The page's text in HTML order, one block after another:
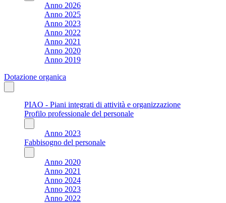
Anno 2026
Anno 2025
Anno 2023
Anno 2022
Anno 2021
Anno 2020
Anno 2019
Dotazione organica
PIAO - Piani integrati di attività e organizzazione
Profilo professionale del personale
Anno 2023
Fabbisogno del personale
Anno 2020
Anno 2021
Anno 2024
Anno 2023
Anno 2022